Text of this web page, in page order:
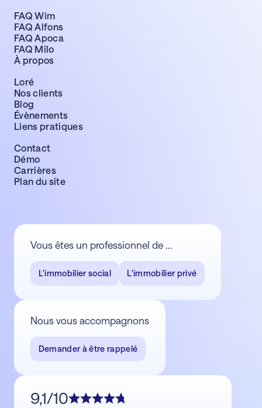
FAQ Wim
FAQ Alfons
FAQ Apoca
FAQ Milo
À propos
Loré
Nos clients
Blog
Évènements
Liens pratiques
Contact
Démo
Carrières
Plan du site
Vous êtes un professionnel de ...
L'immobilier social L'immobilier privé
Nous vous accompagnons
Demander à être rappelé
9,1/10